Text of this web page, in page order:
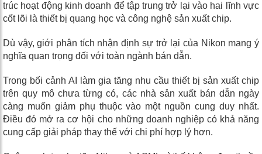
trúc hoạt động kinh doanh để tập trung trở lại vào hai lĩnh vực
cốt lõi là thiết bị quang học và công nghệ sản xuất chip.
Dù vậy, giới phân tích nhận định sự trở lại của Nikon mang ý
nghĩa quan trọng đối với toàn ngành bán dẫn.
Trong bối cảnh AI làm gia tăng nhu cầu thiết bị sản xuất chip
trên quy mô chưa từng có, các nhà sản xuất bán dẫn ngày
càng muốn giảm phụ thuộc vào một nguồn cung duy nhất.
Điều đó mở ra cơ hội cho những doanh nghiệp có khả năng
cung cấp giải pháp thay thế với chi phí hợp lý hơn.